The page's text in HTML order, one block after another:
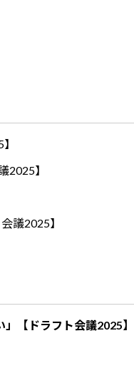
2025】
議2025】
【ドラフト会議2025】